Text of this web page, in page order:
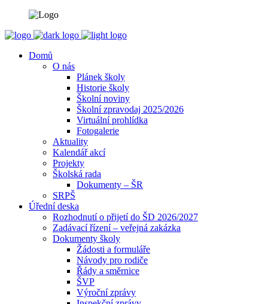
Domů
O nás
Plánek školy
Historie školy
Školní noviny
Školní zpravodaj 2025/2026
Virtuální prohlídka
Fotogalerie
Aktuality
Kalendář akcí
Projekty
Školská rada
Dokumenty – ŠR
SRPŠ
Úřední deska
Rozhodnutí o přijetí do ŠD 2026/2027
Zadávací řízení – veřejná zakázka
Dokumenty školy
Žádosti a formuláře
Návody pro rodiče
Řády a směrnice
ŠVP
Výroční zprávy